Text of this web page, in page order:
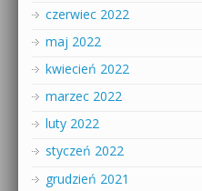
czerwiec 2022
maj 2022
kwiecień 2022
marzec 2022
luty 2022
styczeń 2022
grudzień 2021